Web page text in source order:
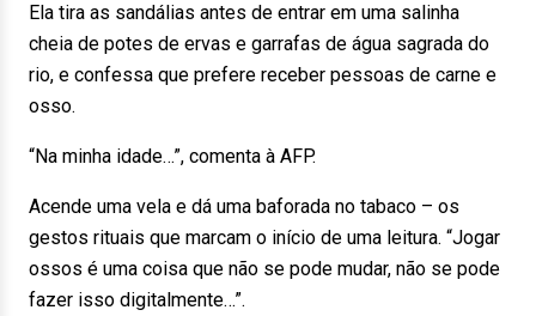
Ela tira as sandálias antes de entrar em uma salinha
cheia de potes de ervas e garrafas de água sagrada do
rio, e confessa que prefere receber pessoas de carne e
osso.
“Na minha idade…”, comenta à AFP.
Acende uma vela e dá uma baforada no tabaco – os
gestos rituais que marcam o início de uma leitura. “Jogar
ossos é uma coisa que não se pode mudar, não se pode
fazer isso digitalmente…”.